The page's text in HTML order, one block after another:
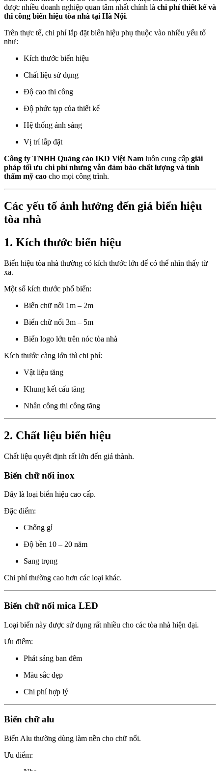
được nhiều doanh nghiệp quan tâm nhất chính là chi phí thiết kế và
thi công biển hiệu tòa nhà tại Hà Nội.
Trên thực tế, chi phí lắp đặt biển hiệu phụ thuộc vào nhiều yếu tố
như:
Kích thước biển hiệu
Chất liệu sử dụng
Độ cao thi công
Độ phức tạp của thiết kế
Hệ thống ánh sáng
Vị trí lắp đặt
Công ty TNHH Quảng cáo IKD Việt Nam luôn cung cấp giải
pháp tối ưu chi phí nhưng vẫn đảm bảo chất lượng và tính
thẩm mỹ cao cho mọi công trình.
Các yếu tố ảnh hưởng đến giá biển hiệu
tòa nhà
1. Kích thước biển hiệu
Biển hiệu tòa nhà thường có kích thước lớn để có thể nhìn thấy từ
xa.
Một số kích thước phổ biến:
Biển chữ nổi 1m – 2m
Biển chữ nổi 3m – 5m
Biển logo lớn trên nóc tòa nhà
Kích thước càng lớn thì chi phí:
Vật liệu tăng
Khung kết cấu tăng
Nhân công thi công tăng
2. Chất liệu biển hiệu
Chất liệu quyết định rất lớn đến giá thành.
Biển chữ nổi inox
Đây là loại biển hiệu cao cấp.
Đặc điểm:
Chống gỉ
Độ bền 10 – 20 năm
Sang trọng
Chi phí thường cao hơn các loại khác.
Biển chữ nổi mica LED
Loại biển này được sử dụng rất nhiều cho các tòa nhà hiện đại.
Ưu điểm:
Phát sáng ban đêm
Màu sắc đẹp
Chi phí hợp lý
Biển chữ alu
Biển Alu thường dùng làm nền cho chữ nổi.
Ưu điểm: